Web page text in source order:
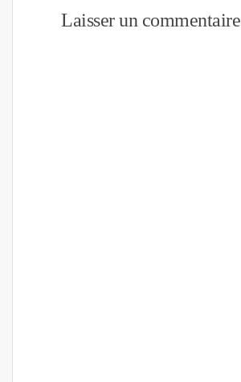
Laisser un commentaire